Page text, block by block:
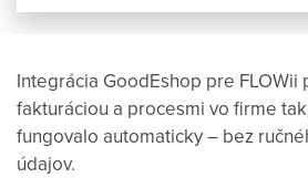
Integrácia GoodEshop pre FLOWii
fakturáciou a procesmi vo firme
fungovalo automaticky – bez
údajov.